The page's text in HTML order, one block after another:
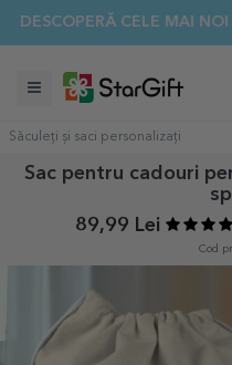
DESCOPERĂ CELE MAI
Săculeți și saci personalizați
Sac pentru cadouri
89,99 Lei
Cod